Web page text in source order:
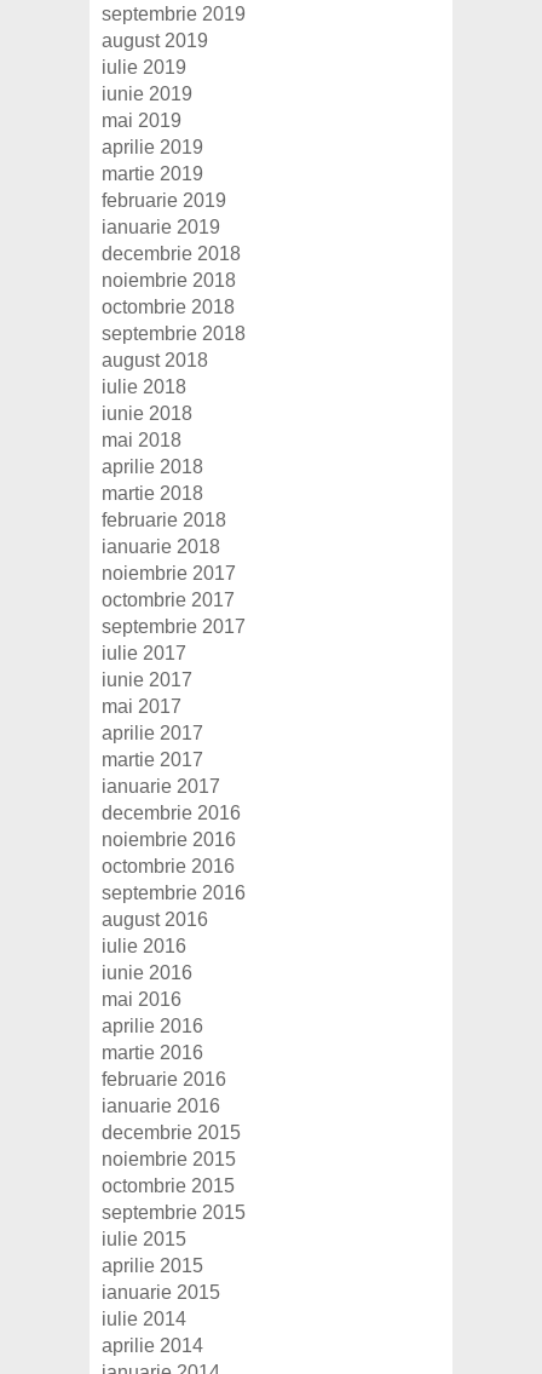
septembrie 2019
august 2019
iulie 2019
iunie 2019
mai 2019
aprilie 2019
martie 2019
februarie 2019
ianuarie 2019
decembrie 2018
noiembrie 2018
octombrie 2018
septembrie 2018
august 2018
iulie 2018
iunie 2018
mai 2018
aprilie 2018
martie 2018
februarie 2018
ianuarie 2018
noiembrie 2017
octombrie 2017
septembrie 2017
iulie 2017
iunie 2017
mai 2017
aprilie 2017
martie 2017
ianuarie 2017
decembrie 2016
noiembrie 2016
octombrie 2016
septembrie 2016
august 2016
iulie 2016
iunie 2016
mai 2016
aprilie 2016
martie 2016
februarie 2016
ianuarie 2016
decembrie 2015
noiembrie 2015
octombrie 2015
septembrie 2015
iulie 2015
aprilie 2015
ianuarie 2015
iulie 2014
aprilie 2014